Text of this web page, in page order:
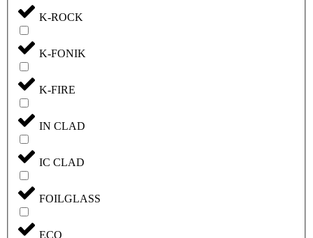
K-ROCK
K-FONIK
K-FIRE
IN CLAD
IC CLAD
FOILGLASS
ECO